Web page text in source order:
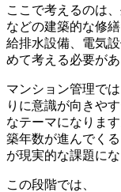
ここで考えるのは
などの建築的な修
給排水設備、電気
めて考える必要があ
マンション管理で
りに意識が向きや
なテーマになります
築年数が進んでく
が現実的な課題に
この段階では、